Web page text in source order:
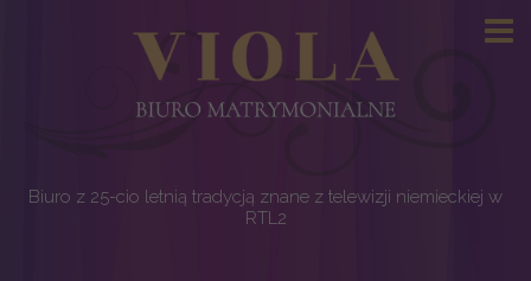
Biuro z 25-cio letnią tradycją znane z telewizji niemieckiej w
RTL2